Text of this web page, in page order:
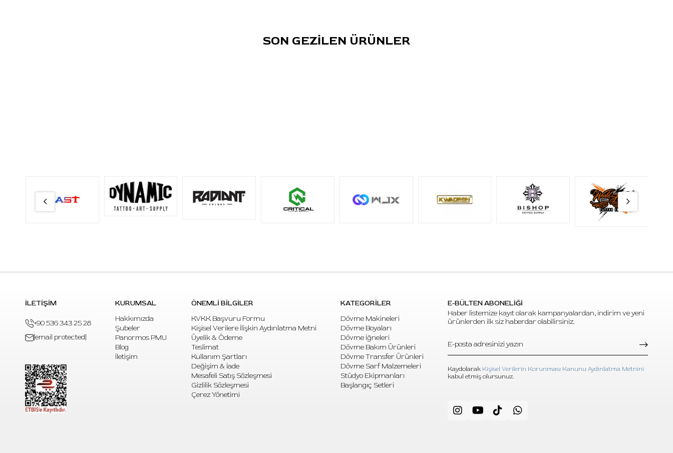
SON GEZİLEN ÜRÜNLER
İLETİŞİM
+90 536 343 25 28
[email protected]
KURUMSAL
Hakkımızda
Şubeler
Panormos PMU
Blog
İletişim
ÖNEMLİ BİLGİLER
KVKK Başvuru Formu
Kişisel Verilere İlişkin Aydınlatma Metni
Üyelik & Ödeme
Teslimat
Kullanım Şartları
Değişim & İade
Mesafeli Satış Sözleşmesi
Gizlilik Sözleşmesi
Çerez Yönetimi
KATEGORİLER
Dövme Makineleri
Dövme Boyaları
Dövme İğneleri
Dövme Bakım Ürünleri
Dövme Transfer Ürünleri
Dövme Sarf Malzemeleri
Stüdyo Ekipmanları
Başlangıç Setleri
E-BÜLTEN ABONELİĞİ
Haber listemize kayıt olarak kampanyalardan, indirim ve yeni
ürünlerden ilk siz haberdar olabilirsiniz.
Kaydolarak Kişisel Verilerin Korunması Kanunu Aydınlatma Metnini
kabul etmiş olursunuz.